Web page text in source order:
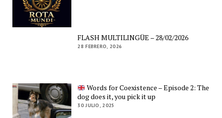
FLASH MULTILINGÜE – 28/02/2026
28 FEBRERO, 2026
Words for Coexistence – Episode 2: The
dog does it, you pick it up
30 JULIO, 2025